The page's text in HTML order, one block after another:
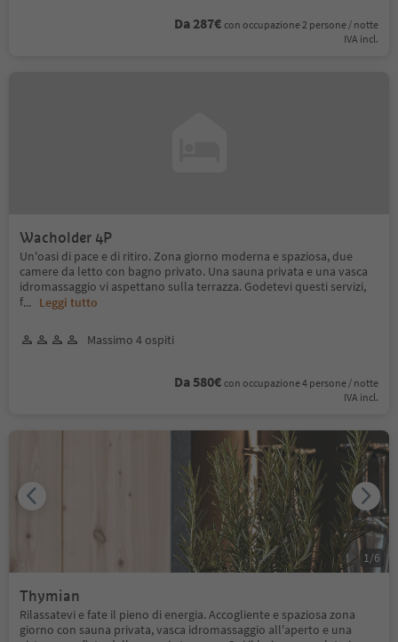
Da 287€ con occupazione 2 persone / notte
IVA incl.
Wacholder 4P
Un'oasi di pace e di ritiro. Zona giorno moderna e spaziosa, due
camere da letto con bagno privato. Una sauna privata e una vasca
idromassaggio vi aspettano sulla terrazza. Godetevi questi servizi,
f... Leggi tutto
Massimo 4 ospiti
Da 580€ con occupazione 4 persone / notte
IVA incl.
Thymian
Rilassatevi e fate il pieno di energia. Accogliente e spaziosa zona
giorno con sauna privata, vasca idromassaggio all'aperto e una
1 /6